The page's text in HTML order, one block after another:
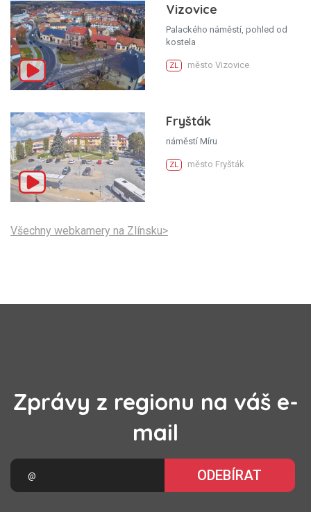
Vizovice
Palackého náměstí, pohled od
kostela
ZL město Vizovice
Fryšták
náměstí Míru
ZL město Fryšták
Všechny webkamery na Zlínsku>
Zprávy z regionu na váš e-
mail
ODEBÍRAT